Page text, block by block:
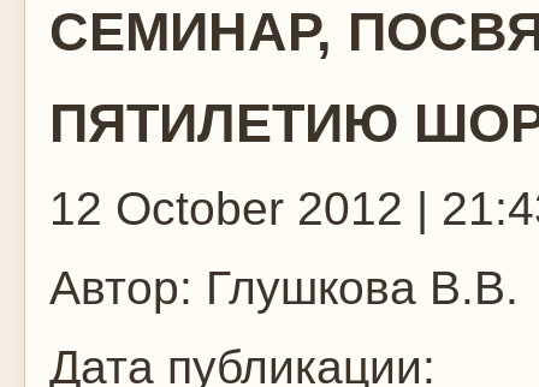
СЕМИНАР,
ПЯТИЛЕТИЮ
12 October 2012 |
Автор: Глушкова В.В.
Дата публикации: